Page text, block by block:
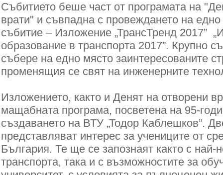
Събитието беше част от програмата на
врати" и съвпадна с провеждането на
събитие – Изложение „ТрансТренд 2017”
образование в транспорта 2017”. Крупно
събере на едно място заинтересованите
променящия се свят на инженерните
Изложението, както и Денят на отворени
мащабната програма, посветена на 95-
създаването на ВТУ „Тодор Каблешков”.
представляват интерес за учениците от
България. Те ще се запознаят както с най-
транспорта, така и с възможностите за